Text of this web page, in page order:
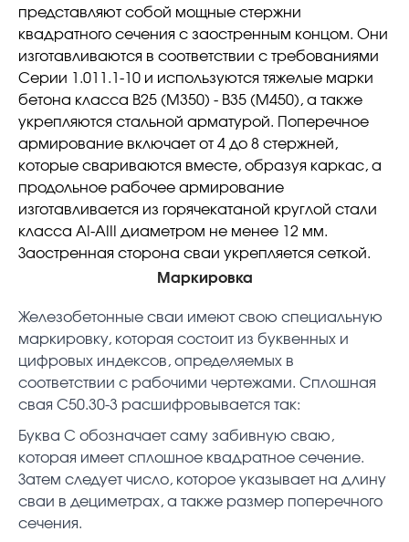
представляют собой мощные стержни
квадратного сечения с заостренным концом. Они
изготавливаются в соответствии с требованиями
Серии 1.011.1-10 и используются тяжелые марки
бетона класса В25 (М350) - В35 (М450), а также
укрепляются стальной арматурой. Поперечное
армирование включает от 4 до 8 стержней,
которые свариваются вместе, образуя каркас, а
продольное рабочее армирование
изготавливается из горячекатаной круглой стали
класса АI-АIII диаметром не менее 12 мм.
Заостренная сторона сваи укрепляется сеткой.
Маркировка
Железобетонные сваи имеют свою специальную
маркировку, которая состоит из буквенных и
цифровых индексов, определяемых в
соответствии с рабочими чертежами. Сплошная
свая С50.30-3 расшифровывается так:
Буква С обозначает саму забивную сваю,
которая имеет сплошное квадратное сечение.
Затем следует число, которое указывает на длину
сваи в дециметрах, а также размер поперечного
сечения.